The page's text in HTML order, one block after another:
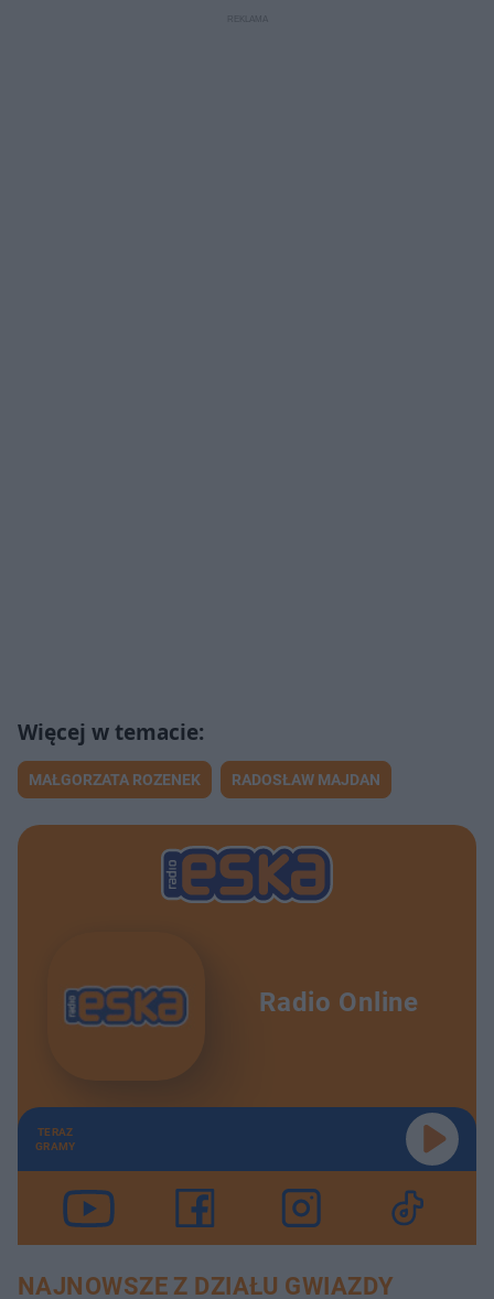
MAŁGORZATA ROZENEK RADOSŁAW MAJDAN
Radio Online
TERAZ
GRAMY
NAJNOWSZE Z DZIAŁU GWIAZDY